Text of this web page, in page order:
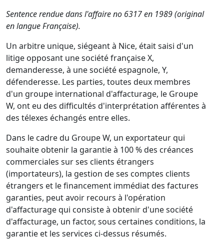
Sentence rendue dans l'affaire no 6317 en 1989 (original
en langue Française).
Un arbitre unique, siégeant à Nice, était saisi d'un
litige opposant une société française X,
demanderesse, à une société espagnole, Y,
défenderesse. Les parties, toutes deux membres
d'un groupe international d'affacturage, le Groupe
W, ont eu des difficultés d'interprétation afférentes à
des télexes échangés entre elles.
Dans le cadre du Groupe W, un exportateur qui
souhaite obtenir la garantie à 100 % des créances
commerciales sur ses clients étrangers
(importateurs), la gestion de ses comptes clients
étrangers et le financement immédiat des factures
garanties, peut avoir recours à l'opération
d'affacturage qui consiste à obtenir d'une société
d'affacturage, un factor, sous certaines conditions, la
garantie et les services ci-dessus résumés.